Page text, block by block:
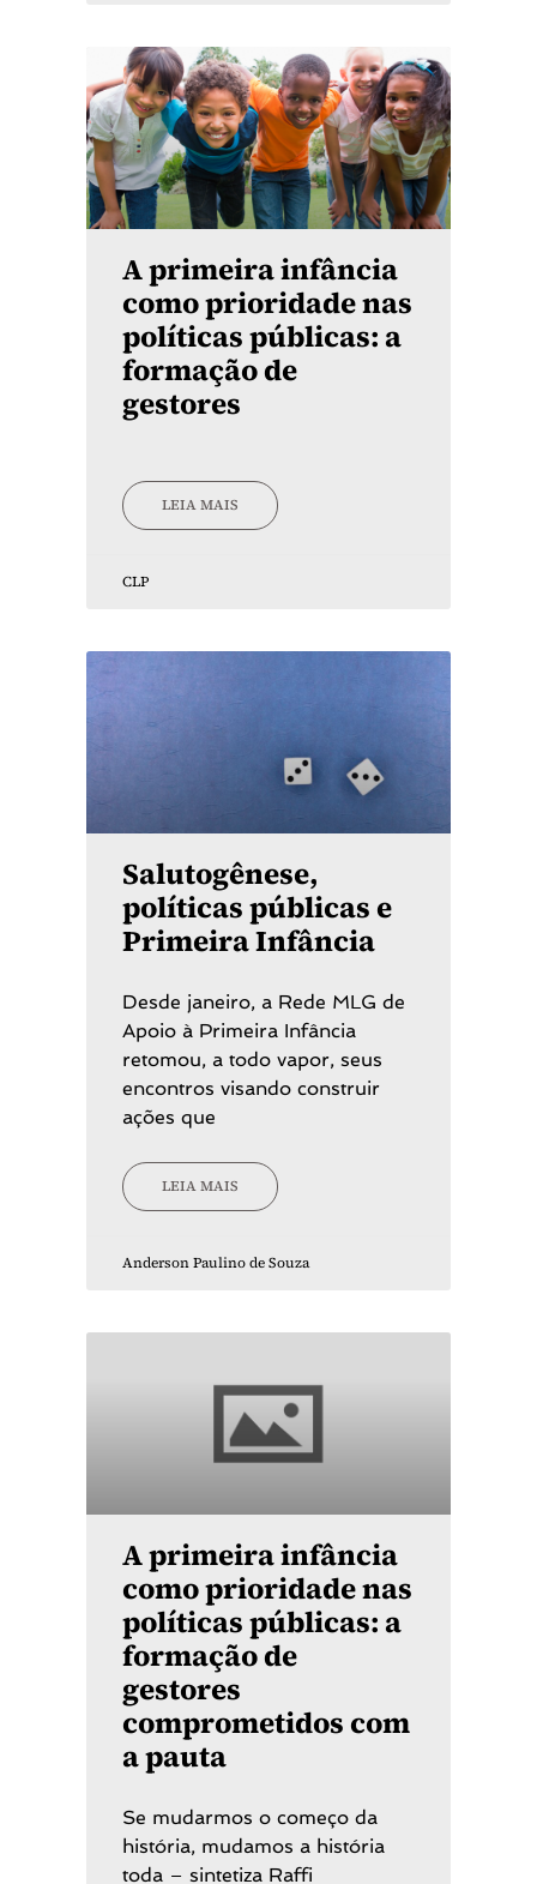
A primeira infância
como prioridade nas
políticas públicas: a
formação de
gestores
LEIA MAIS
CLP
Salutogênese,
políticas públicas e
Primeira Infância
Desde janeiro, a Rede MLG de
Apoio à Primeira Infância
retomou, a todo vapor, seus
encontros visando construir
ações que
LEIA MAIS
Anderson Paulino de Souza
A primeira infância
como prioridade nas
políticas públicas: a
formação de
gestores
comprometidos com
a pauta
Se mudarmos o começo da
história, mudamos a história
toda – sintetiza Raffi